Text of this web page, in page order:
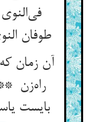
طوفان النوی خل البکا
آن زمان
راه‌زن
بایست یاسین خواندن